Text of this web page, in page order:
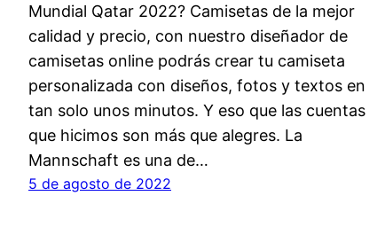
Mundial Qatar 2022? Camisetas de la mejor
calidad y precio, con nuestro diseñador de
camisetas online podrás crear tu camiseta
personalizada con diseños, fotos y textos en
tan solo unos minutos. Y eso que las cuentas
que hicimos son más que alegres. La
Mannschaft es una de…
5 de agosto de 2022